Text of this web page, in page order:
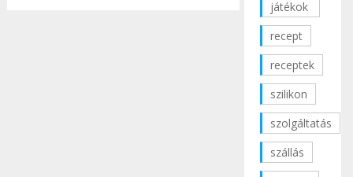
játékok
recept
receptek
szilikon
szolgáltatás
szállás